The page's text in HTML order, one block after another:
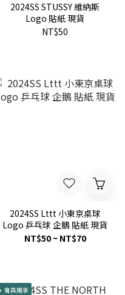
2024SS STUSSY 維納斯
Logo 貼紙 現貨
NT$50
2024SS Lttt 小東京桌球
Logo 乒乓球 企鵝 貼紙 現貨
NT$50 ~ NT$70
會員獨享